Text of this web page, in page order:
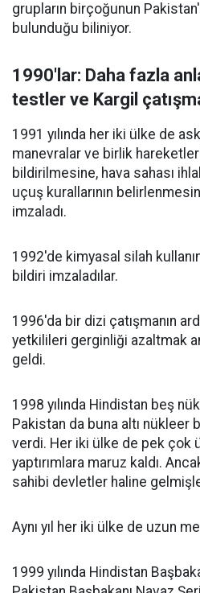
grupların birçoğunun
bulunduğu biliniyor.
1990'lar: Daha fazla
testler ve Kargil
1991 yılında her iki ülke de
manevralar ve birlik
bildirilmesine, hava sahası
uçuş kurallarının
imzaladı.
1992'de kimyasal silah
bildiri imzaladılar.
1996'da bir dizi çatışmanın
yetkilileri gerginliği azaltmak
geldi.
1998 yılında Hindistan beş
Pakistan da buna altı nükleer
verdi. Her iki ülke de pek çok
yaptırımlara maruz kaldı.
sahibi devletler haline
Aynı yıl her iki ülke de uzun
1999 yılında Hindistan